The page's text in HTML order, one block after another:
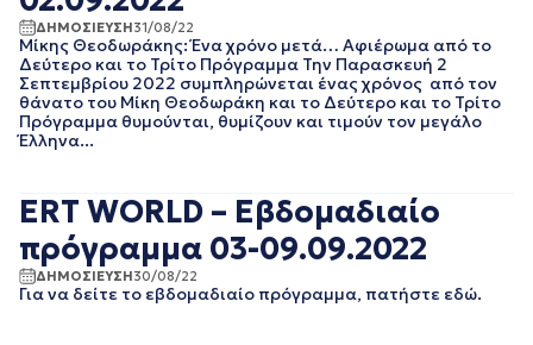
ΙΟΥΝΙΟΣ 2022
ΜΑΙΟΣ 2022
ΑΠΡΙΛΙΟΣ 2022
ΜΑΡΤΙΟΣ 2022
ΔΕΚΕΜΒΡΙΟΣ 2021
ΝΟΕΜΒΡΙΟΣ 2021
ΟΚΤΩΒΡΙΟΣ 2021
ΑΥΓΟΥΣΤΟΣ 2021
ΔΗΜΟΣΙΕΥΣΗ31/08/22
Μίκης Θεοδωράκης: Ένα χρόνο μετά… Αφιέρωμα από το
Δεύτερο και το Τρίτο Πρόγραμμα Την Παρασκευή 2
Σεπτεμβρίου 2022 συμπληρώνεται ένας χρόνος από τον
θάνατο του Μίκη Θεοδωράκη και το Δεύτερο και το Τρίτο
Πρόγραμμα θυμούνται, θυμίζουν και τιμούν τον μεγάλο
Έλληνα...
ERT WORLD – Εβδομαδιαίο
πρόγραμμα 03-09.09.2022
ΔΗΜΟΣΙΕΥΣΗ30/08/22
Για να δείτε το εβδομαδιαίο πρόγραμμα, πατήστε εδώ.